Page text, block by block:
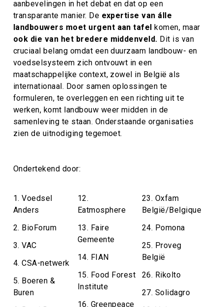
aanbevelingen in het debat en dat op een
transparante manier. De expertise van álle
landbouwers moet urgent aan tafelkomen, maar
ook die van het bredere middenveld. Dit is van
cruciaal belang omdat een duurzaam landbouw- en
voedselsysteem zich ontvouwt in een
maatschappelijke context, zowel in België als
internationaal. Door samen oplossingen te
formuleren, te overleggen en een richting uit te
werken, komt landbouw weer midden in de
samenleving te staan. Onderstaande organisaties
zien de uitnodiging tegemoet.
Ondertekend door:
1. Voedsel
Anders
2. BioForum
3. VAC
4. CSA-netwerk
5. Boeren &
Buren
12.
Eatmosphere
13. Faire
Gemeente
14. FIAN
15. Food Forest
Institute
16. Greenpeace
23. Oxfam
België/Belgique
24. Pomona
25. Proveg
België
26. Rikolto
27. Solidagro